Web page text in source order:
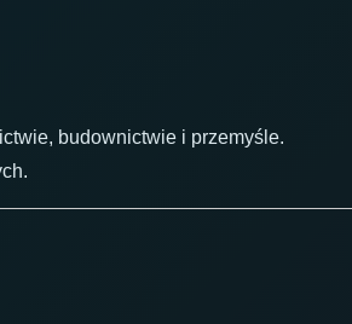
budownictwie i przemyśle.